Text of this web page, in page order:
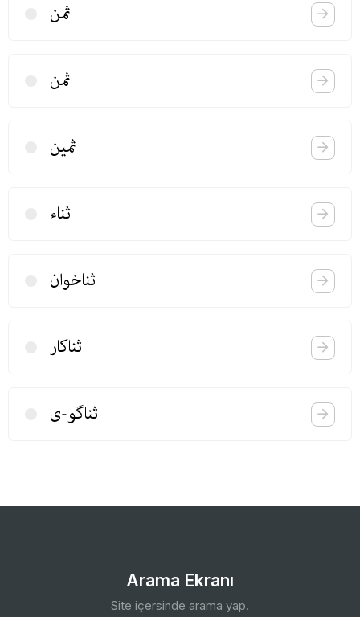
ثمن
ثمن
ثمین
ثناء
ثناخوان
ثناكار
ثناگو-ی
Arama Ekranı
Site içersinde arama yap.